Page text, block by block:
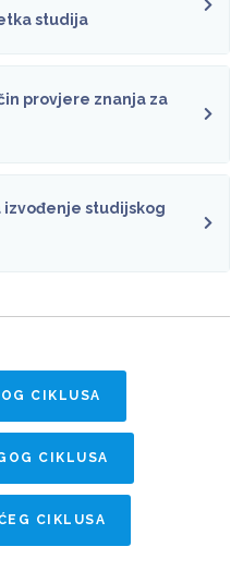
studija
provjere znanja za
izvođenje studijskog
CIKLUSA
CIKLUSA
CIKLUSA